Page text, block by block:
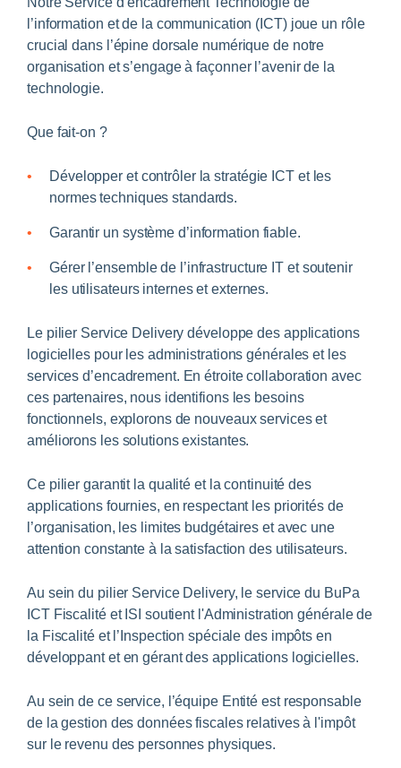
l’information et de la communication (ICT) joue un rôle
crucial dans l’épine dorsale numérique de notre
organisation et s’engage à façonner l’avenir de la
technologie.
Que fait-on ?
Développer et contrôler la stratégie ICT et les
normes techniques standards.
Garantir un système d’information fiable.
Gérer l’ensemble de l’infrastructure IT et soutenir
les utilisateurs internes et externes.
Le pilier Service Delivery développe des applications
logicielles pour les administrations générales et les
services d’encadrement. En étroite collaboration avec
ces partenaires, nous identifions les besoins
fonctionnels, explorons de nouveaux services et
améliorons les solutions existantes.
Ce pilier garantit la qualité et la continuité des
applications fournies, en respectant les priorités de
l’organisation, les limites budgétaires et avec une
attention constante à la satisfaction des utilisateurs.
Au sein du pilier Service Delivery, le service du BuPa
ICT Fiscalité et ISI soutient l'Administration générale de
la Fiscalité et l’Inspection spéciale des impôts en
développant et en gérant des applications logicielles.
Au sein de ce service, l’équipe Entité est responsable
de la gestion des données fiscales relatives à l'impôt
sur le revenu des personnes physiques.